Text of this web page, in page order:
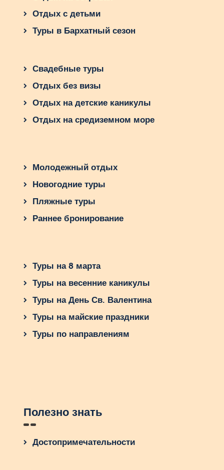
Отдых с детьми
Туры в Бархатный сезон
Свадебные туры
Отдых без визы
Отдых на детские каникулы
Отдых на средиземном море
Молодежный отдых
Новогодние туры
Пляжные туры
Раннее бронирование
Туры на 8 марта
Туры на весенние каникулы
Туры на День Св. Валентина
Туры на майские праздники
Туры по направлениям
Полезно знать
Достопримечательности